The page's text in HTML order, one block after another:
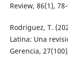
Review, 86(1),
Rodriguez, T.
Latina: Una
Gerencia,